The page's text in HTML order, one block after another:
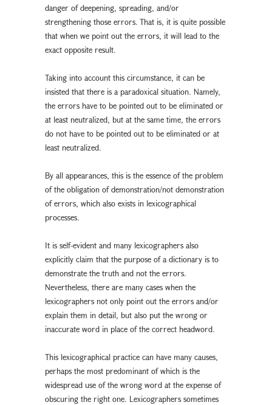
danger of deepening, spreading, and/or
strengthening those errors. That is, it is quite possible
that when we point out the errors, it will lead to the
exact opposite result.
Taking into account this circumstance, it can be
insisted that there is a paradoxical situation. Namely,
the errors have to be pointed out to be eliminated or
at least neutralized, but at the same time, the errors
do not have to be pointed out to be eliminated or at
least neutralized.
By all appearances, this is the essence of the problem
of the obligation of demonstration/not demonstration
of errors, which also exists in lexicographical
processes.
It is self-evident and many lexicographers also
explicitly claim that the purpose of a dictionary is to
demonstrate the truth and not the errors.
Nevertheless, there are many cases when the
lexicographers not only point out the errors and/or
explain them in detail, but also put the wrong or
inaccurate word in place of the correct headword.
This lexicographical practice can have many causes,
perhaps the most predominant of which is the
widespread use of the wrong word at the expense of
obscuring the right one. Lexicographers sometimes